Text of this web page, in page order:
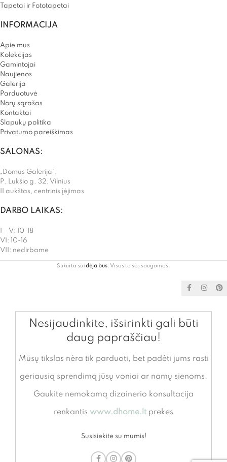
Tapetai ir Fototapetai
INFORMACIJA
Apie mus
Kolekcijas
Gamintojai
Naujienos
Galerija
Parduotuvė
Norų sąrašas
Kontaktai
Slapukų politika
Privatumo pareiškimas
SALONAS:
„Domus Galerija”,
P. Lukšio g. 32, Vilnius
II aukštas, centrinis įėjimas
DARBO LAIKAS:
I – V: 10-18
VI: 10-16
VII: nedirbame
Sukurta su idėja bus . Visos teisės saugomos.
Nesijaudinkite, išsirinkti gali būti
daug papraščiau!
Mūsų tikslas nėra tik parduoti, bet padėti jums rasti
geriausią sprendimą jūsų voniai ar namų sienoms.
Gaukite nemokamą dizainerio konsultacija
renkantis www.dhome.lt prekes
Susisiekite su mumis!